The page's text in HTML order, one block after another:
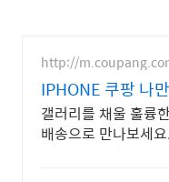
http://
IPHONE 쿠팡 나
갤러리를 채울 훌륭
배송으로 만나보세